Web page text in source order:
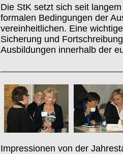
Die StK setzt sich seit
formalen Bedingungen der
vereinheitlichen. Eine
Sicherung und
Ausbildungen innerhalb der
Impressionen von der